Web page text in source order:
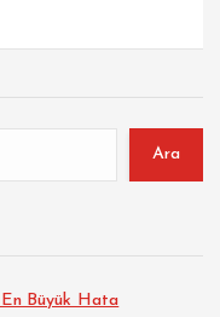
Ara
En Büyük Hata